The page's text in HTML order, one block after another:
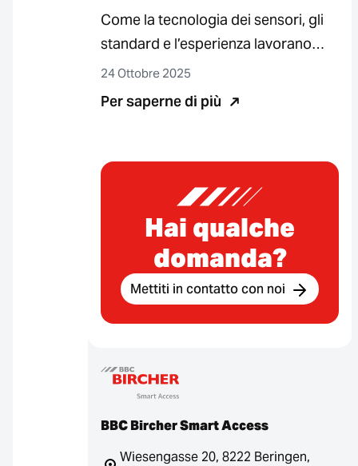
Come la tecnologia dei sensori, gli
standard e l’esperienza lavorano
insieme per garantire protezione ed
efficienza Oggi le…
24 Ottobre 2025
Per saperne di più
Hai qualche
domanda?
Mettiti in contatto con noi
BBC Bircher Smart Access
Wiesengasse 20, 8222 Beringen,